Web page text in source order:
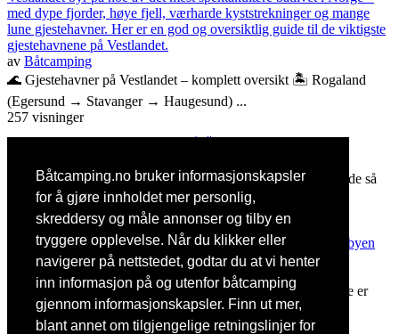
Båtcamping.no bruker informasjonskapsler
for å gjøre innholdet mer personlig,
skreddersy og måle annonser og tilby en
tryggere opplevelse. Når du klikker eller
navigerer på nettstedet, godtar du at vi henter
inn informasjon på og utenfor båtcamping
gjennom informasjonskapsler. Finn ut mer,
blant annet om tilgjengelige retningslinjer for
med dype fjorder, høye fjell, værharde kyststrekninger og mange
lune gjestehavner. Her er en god og oversiktlig guide til de viktigste
gjestehavnene på Vestlandet.
av Båtcamping
🌊 Gjestehavner på Vestlandet – komplett oversikt 🏝️ Rogaland
(Egersund → Stavanger → Haugesund) ...
257 visninger
En sommerdag vi ikke glemmer ⛵🌅
En varm sommermorgen lå sjøen nesten helt stille. Solen hadde så
vidt begynt å varme svabergene da v...
81 visninger
Son Gjestehavn er en av Oslofjordens mest sjarmerende og
stemningsfulle gjestehavner, idyllisk plassert i den vakre kystbyen
Båtcamping
Med sine hvitmalte trehus, smale gater og maritime atmosfære er
Son et sted som oser av historie, ku...
52 visninger